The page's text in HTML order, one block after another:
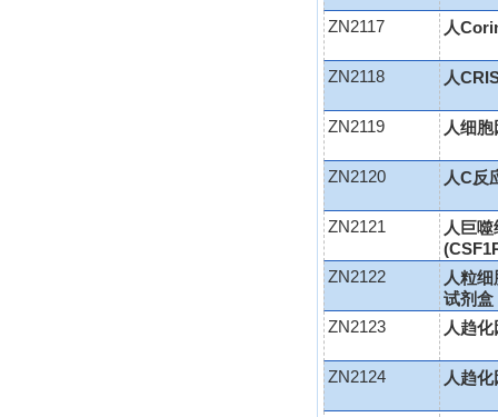
ZN2117 人
ZN2118 人
ZN2119 人细
ZN2120 人C反
ZN2121
人巨
ZN2122
人粒
试剂盒
ZN2123
人趋
ZN2124 人趋